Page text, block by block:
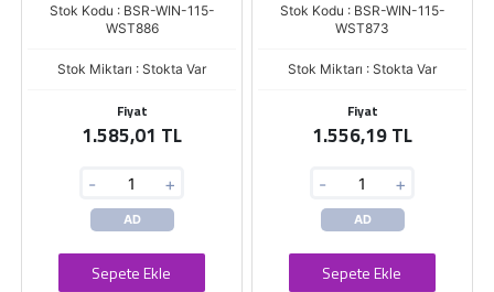
Stok Kodu : BSR-WIN-115-
WST886
Stok Miktarı : Stokta Var
Fiyat
1.585,01 TL
- +
AD
Sepete Ekle
Stok Kodu : BSR-WIN-115-
WST873
Stok Miktarı : Stokta Var
Fiyat
1.556,19 TL
- +
AD
Sepete Ekle